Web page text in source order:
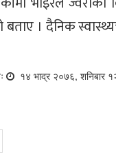
। दैनिक
१४ भाद्र २०७६, शनिबार